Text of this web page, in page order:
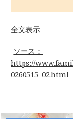
全文表示
ソース：
https://
0260515_02.html